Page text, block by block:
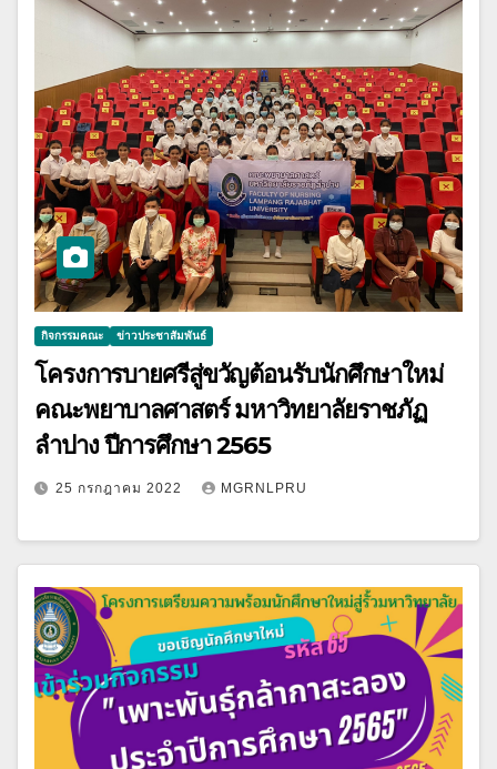
กิจกรรมคณะ ข่าวประชาสัมพันธ์
โครงการบายศรีสู่ขวัญต้อนรับนักศึกษาใหม่
คณะพยาบาลศาสตร์ มหาวิทยาลัยราชภัฏ
ลำปาง ปีการศึกษา 2565
25 กรกฎาคม 2022 MGRNLPRU